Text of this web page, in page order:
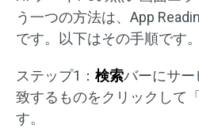
う一つの方法は、App
です。以下はその手順です。
ステップ1： 検索バーにサ
致するものをクリックして
す。